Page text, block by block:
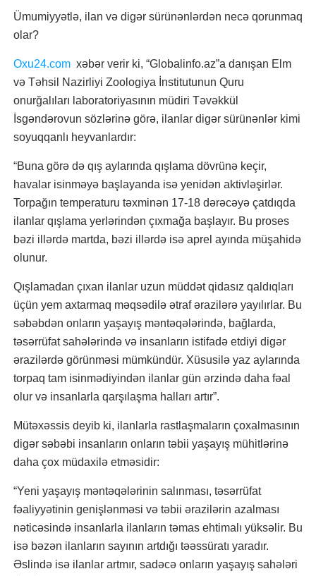
Ümumiyyətlə, ilan və digər sürünənlərdən necə qorunmaq
olar?
Oxu24.com xəbər verir ki, “Globalinfo.az”a danışan Elm
və Təhsil Nazirliyi Zoologiya İnstitutunun Quru
onurğalıları laboratoriyasının müdiri Təvəkkül
İsgəndərovun sözlərinə görə, ilanlar digər sürünənlər kimi
soyuqqanlı heyvanlardır:
“Buna görə də qış aylarında qışlama dövrünə keçir,
havalar isinməyə başlayanda isə yenidən aktivləşirlər.
Torpağın temperaturu təxminən 17-18 dərəcəyə çatdıqda
ilanlar qışlama yerlərindən çıxmağa başlayır. Bu proses
bəzi illərdə martda, bəzi illərdə isə aprel ayında müşahidə
olunur.
Qışlamadan çıxan ilanlar uzun müddət qidasız qaldıqları
üçün yem axtarmaq məqsədilə ətraf ərazilərə yayılırlar. Bu
səbəbdən onların yaşayış məntəqələrində, bağlarda,
təsərrüfat sahələrində və insanların istifadə etdiyi digər
ərazilərdə görünməsi mümkündür. Xüsusilə yaz aylarında
torpaq tam isinmədiyindən ilanlar gün ərzində daha fəal
olur və insanlarla qarşılaşma halları artır”.
Mütəxəssis deyib ki, ilanlarla rastlaşmaların çoxalmasının
digər səbəbi insanların onların təbii yaşayış mühitlərinə
daha çox müdaxilə etməsidir:
“Yeni yaşayış məntəqələrinin salınması, təsərrüfat
fəaliyyətinin genişlənməsi və təbii ərazilərin azalması
nəticəsində insanlarla ilanların təmas ehtimalı yüksəlir. Bu
isə bəzən ilanların sayının artdığı təəssüratı yaradır.
Əslində isə ilanlar artmır, sadəcə onların yaşayış sahələri